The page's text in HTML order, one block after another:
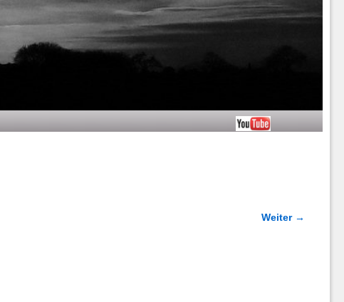
Weiter →